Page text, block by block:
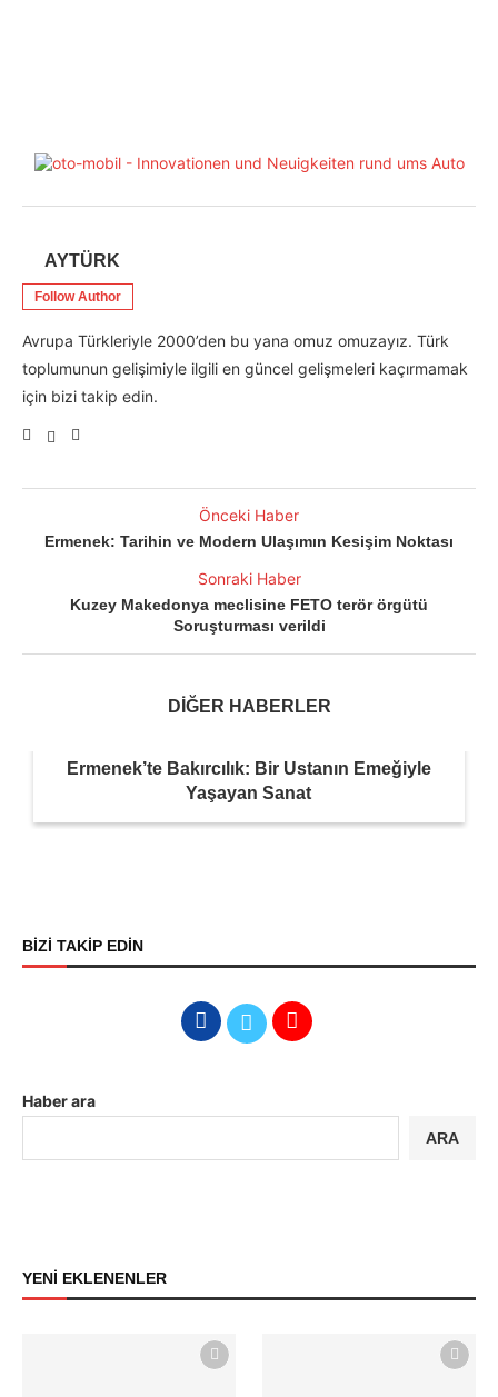
AYTÜRK
Follow Author
Avrupa Türkleriyle 2000’den bu yana omuz omuzayız. Türk
toplumunun gelişimiyle ilgili en güncel gelişmeleri kaçırmamak
için bizi takip edin.
Önceki Haber
Ermenek: Tarihin ve Modern Ulaşımın Kesişim Noktası
Sonraki Haber
Kuzey Makedonya meclisine FETO terör örgütü
Soruşturması verildi
DİĞER HABERLER
Ermenek’te Bakırcılık: Bir Ustanın Emeğiyle
Yaşayan Sanat
BİZİ TAKİP EDİN
Haber ara
ARA
YENİ EKLENENLER